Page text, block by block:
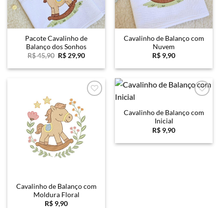
Pacote Cavalinho de
Balanço dos Sonhos
R$45,90 O
original
R$29,90O
atual
R$ 29,90.
Cavalinho de Balanço com
Nuvem
R$ 9,90
Cavalinho de Balanço com
Moldura Floral
R$ 9,90
Cavalinho de Balanço com
Inicial
R$ 9,90